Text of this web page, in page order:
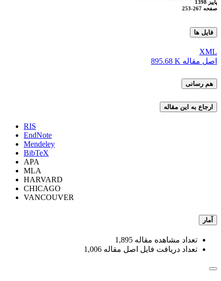
پاییز 1398
صفحه 253-267
فایل ها
XML
اصل مقاله 895.68 K
هم رسانی
ارجاع به این مقاله
RIS
EndNote
Mendeley
BibTeX
APA
MLA
HARVARD
CHICAGO
VANCOUVER
آمار
تعداد مشاهده مقاله 1,895
تعداد دریافت فایل اصل مقاله 1,006